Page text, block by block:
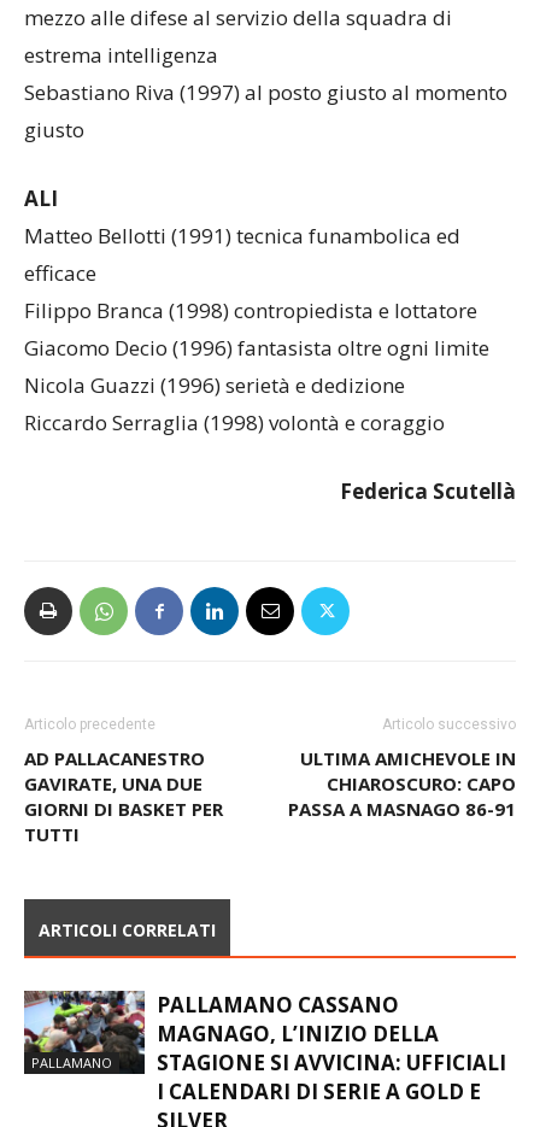
mezzo alle difese al servizio della squadra di
estrema intelligenza
Sebastiano Riva (1997) al posto giusto al momento
giusto
ALI
Matteo Bellotti (1991) tecnica funambolica ed
efficace
Filippo Branca (1998) contropiedista e lottatore
Giacomo Decio (1996) fantasista oltre ogni limite
Nicola Guazzi (1996) serietà e dedizione
Riccardo Serraglia (1998) volontà e coraggio
Federica Scutellà
Articolo precedente
AD PALLACANESTRO
GAVIRATE, UNA DUE
GIORNI DI BASKET PER
TUTTI
Articolo successivo
ULTIMA AMICHEVOLE IN
CHIAROSCURO: CAPO
PASSA A MASNAGO 86-91
ARTICOLI CORRELATI
PALLAMANO
PALLAMANO CASSANO
MAGNAGO, L’INIZIO DELLA
STAGIONE SI AVVICINA: UFFICIALI
I CALENDARI DI SERIE A GOLD E
SILVER